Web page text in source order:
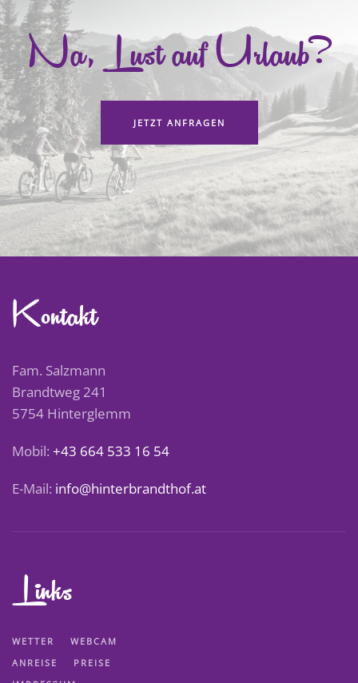
Na, Lust auf Urlaub?
JETZT ANFRAGEN
Kontakt
Fam. Salzmann
Brandtweg 241
5754 Hinterglemm
Mobil: +43 664 533 16 54
E-Mail: info@hinterbrandthof.at
Links
WETTER
WEBCAM
ANREISE
PREISE